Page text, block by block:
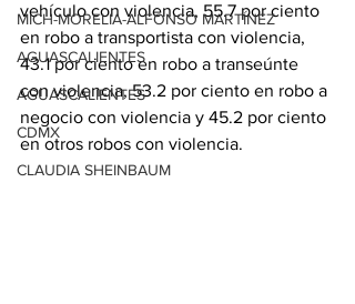
MICH-MORELIA-ALFONSO MARTÍNEZ
AGUASCALIENTES
AGUASCALIENTES
CDMX
CLAUDIA SHEINBAUM
vehículo con violencia, 55.7 por ciento
en robo a transportista con violencia,
43.1 por ciento en robo a transeúnte
con violencia, 53.2 por ciento en robo a
negocio con violencia y 45.2 por ciento
en otros robos con violencia.